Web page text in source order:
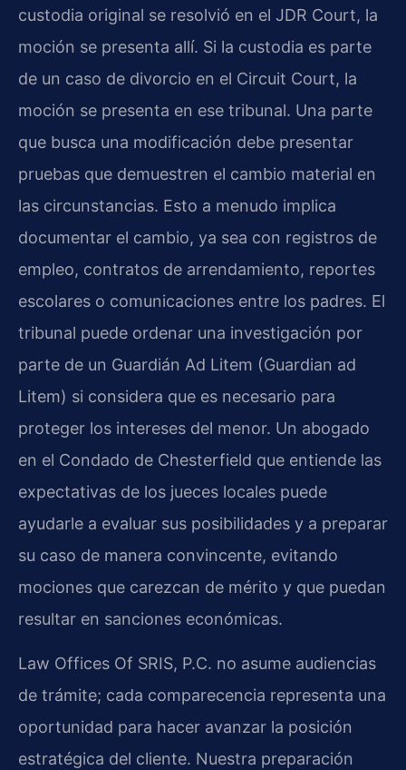
custodia original se resolvió en el JDR Court, la
moción se presenta allí. Si la custodia es parte
de un caso de divorcio en el Circuit Court, la
moción se presenta en ese tribunal. Una parte
que busca una modificación debe presentar
pruebas que demuestren el cambio material en
las circunstancias. Esto a menudo implica
documentar el cambio, ya sea con registros de
empleo, contratos de arrendamiento, reportes
escolares o comunicaciones entre los padres. El
tribunal puede ordenar una investigación por
parte de un Guardián Ad Litem (Guardian ad
Litem) si considera que es necesario para
proteger los intereses del menor. Un abogado
en el Condado de Chesterfield que entiende las
expectativas de los jueces locales puede
ayudarle a evaluar sus posibilidades y a preparar
su caso de manera convincente, evitando
mociones que carezcan de mérito y que puedan
resultar en sanciones económicas.
Law Offices Of SRIS, P.C. no asume audiencias
de trámite; cada comparecencia representa una
oportunidad para hacer avanzar la posición
estratégica del cliente. Nuestra preparación